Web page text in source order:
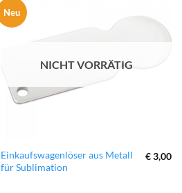
Neu
Wunschliste
NICHT VORRÄTIG
Einkaufswagenlöser aus Metall
für Sublimation
€3,00